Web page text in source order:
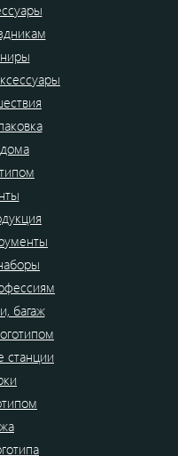
багаж
станции